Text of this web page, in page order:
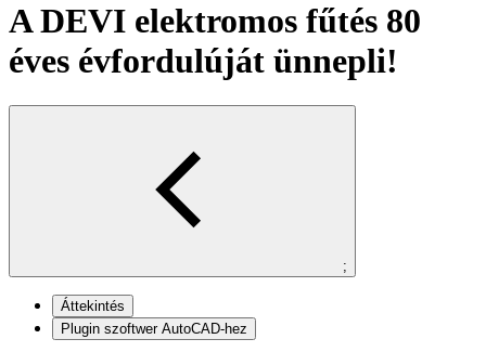
A DEVI elektromos fűtés 80
éves évfordulúját ünnepli!
;
Áttekintés
Plugin szoftwer AutoCAD-hez